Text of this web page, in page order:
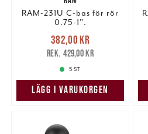
information som du har
samlat in när du har använt
RAM-231U C-bas för rör
0.75-1".
Nuvarande pris
382,00 krTidigare pris
429,00 kr
382,00 kr
429,00 kr
5 ST
LÄGG I VARUKORGEN